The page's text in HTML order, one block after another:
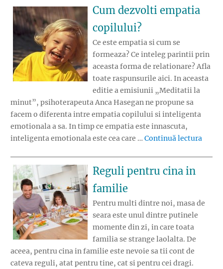
Cum dezvolti empatia
copilului?
Ce este empatia si cum se
formeaza? Ce inteleg parintii prin
aceasta forma de relationare? Afla
toate raspunsurile aici. In aceasta
editie a emisiunii „Meditatii la
minut”, psihoterapeuta Anca Hasegan ne propune sa
facem o diferenta intre empatia copilului si inteligenta
emotionala a sa. In timp ce empatia este innascuta,
inteligenta emotionala este cea care … Continuă lectura
Reguli pentru cina in
familie
Pentru multi dintre noi, masa de
seara este unul dintre putinele
momente din zi, in care toata
familia se strange laolalta. De
aceea, pentru cina in familie este nevoie sa tii cont de
cateva reguli, atat pentru tine, cat si pentru cei dragi.